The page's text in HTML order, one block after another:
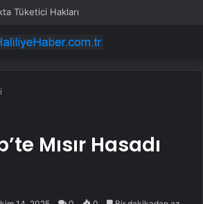
Tüketici Hakları
Mısır Hasadı